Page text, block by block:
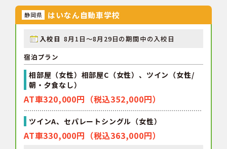
静岡県 はいなん自動車学校
入校日 8月1日～8月29日の期間中の入校日
宿泊プラン
相部屋（女性）相部屋C（女性）、ツイン（女性/
朝・夕食なし）
AT車320,000円（税込352,000円）
ツインA、セパレートシングル（女性）
AT車330,000円（税込363,000円）